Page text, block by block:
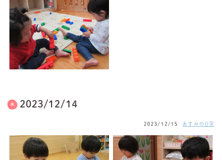
2023/12/14
2023/12/15 あすみの日常